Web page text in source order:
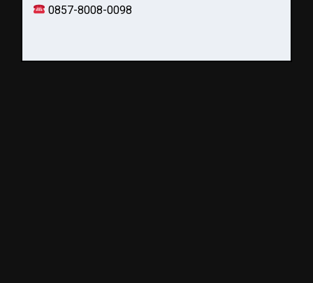
0857-8008-0098